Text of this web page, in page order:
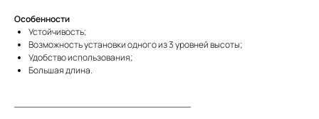
Особенности
Устойчивость;
Возможность установки одного из 3 уровней высоты;
Удобство использования;
Большая длина.